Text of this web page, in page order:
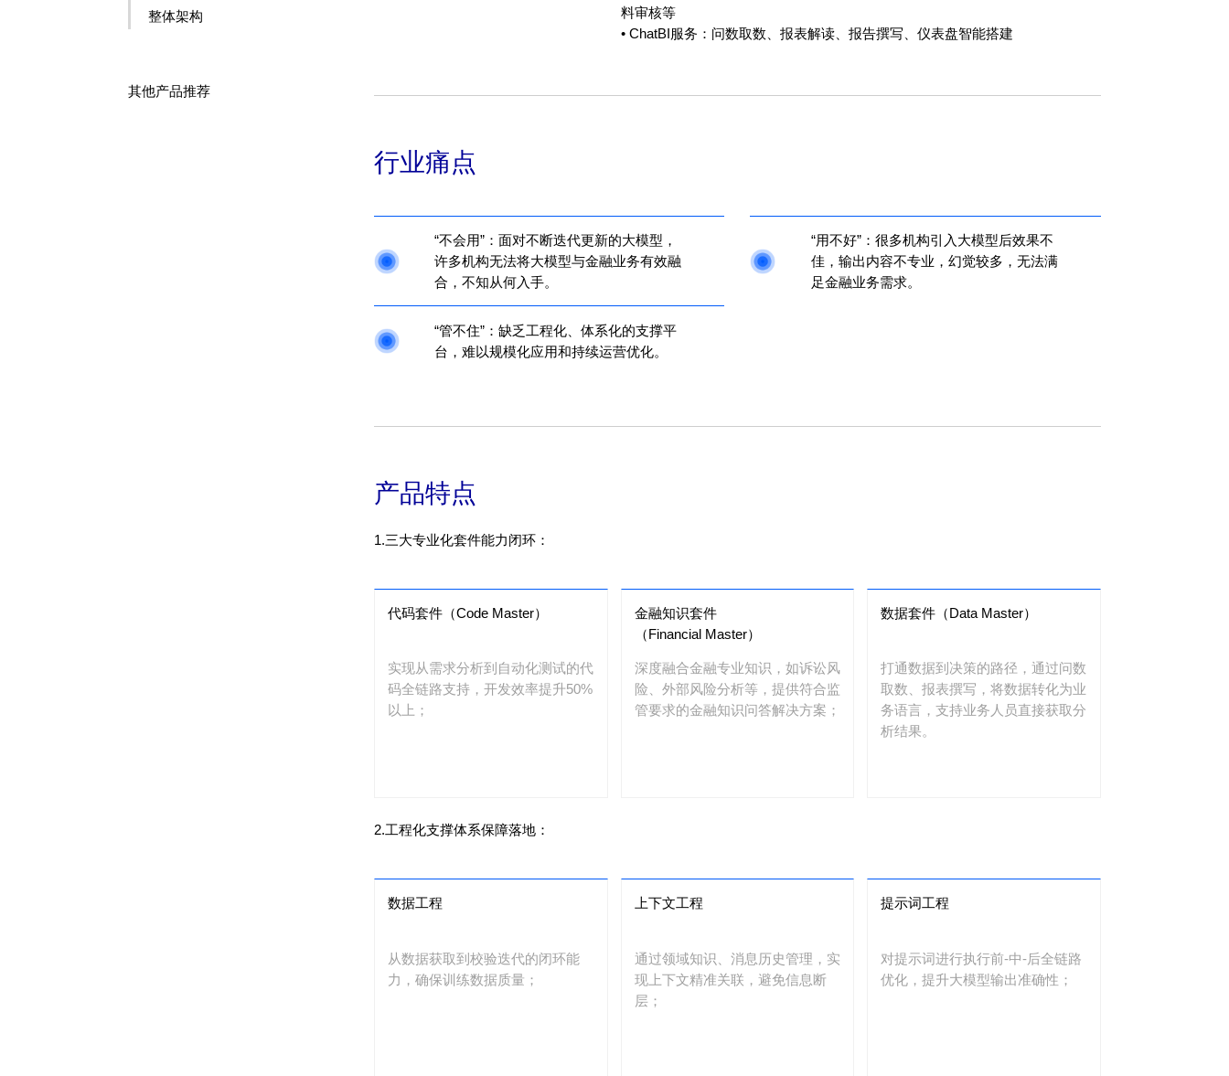
料审核等
• ChatBI服务：问数取数、报表解读、报告撰写、仪表盘智能搭建
行业痛点
“不会用”：面对不断迭代更新的大模型，
许多机构无法将大模型与金融业务有效融
合，不知从何入手。
“用不好”：很多机构引入大模型后效果不
佳，输出内容不专业，幻觉较多，无法满
足金融业务需求。
“管不住”：缺乏工程化、体系化的支撑平
台，难以规模化应用和持续运营优化。
产品特点
1.三大专业化套件能力闭环：
代码套件（Code Master）
实现从需求分析到自动化测试的代
码全链路支持，开发效率提升50%
以上；
金融知识套件
（Financial Master）
深度融合金融专业知识，如诉讼风
险、外部风险分析等，提供符合监
管要求的金融知识问答解决方案；
数据套件（Data Master）
打通数据到决策的路径，通过问数
取数、报表撰写，将数据转化为业
务语言，支持业务人员直接获取分
析结果。
2.工程化支撑体系保障落地：
数据工程
从数据获取到校验迭代的闭环能
力，确保训练数据质量；
上下文工程
通过领域知识、消息历史管理，实
现上下文精准关联，避免信息断
层；
提示词工程
对提示词进行执行前-中-后全链路
优化，提升大模型输出准确性；
整体架构
其他产品推荐